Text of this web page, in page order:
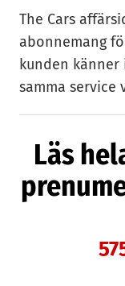
The Cars
abonnemang
kunden
samma service
en växande
köpt A Limo i
kommentera,
Läs